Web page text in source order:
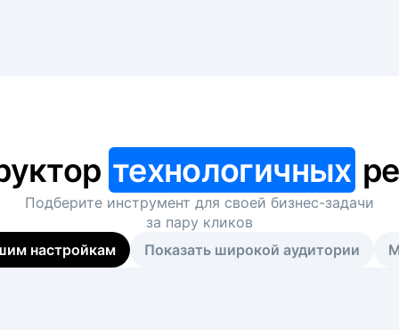
технологичных
Подберите инструмент для своей бизнес-задачи
за пару кликов
настройкам
Показать широкой аудитории